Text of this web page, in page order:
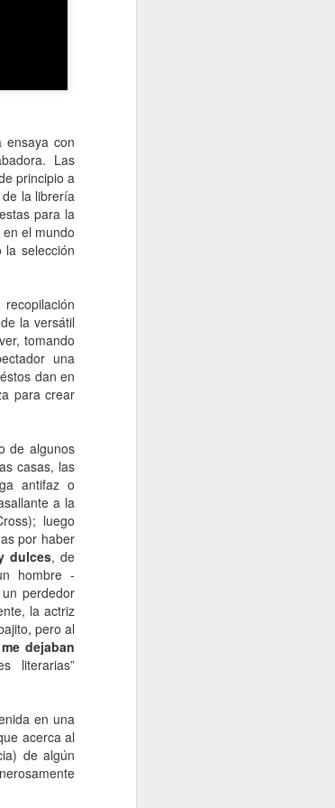
ensaya con
Las
principio a
la librería
para la
el mundo
selección
la versátil
tomando
una
dan en
para crear
de algunos
casas, las
antifaz o
a la
luego
por haber
dulces, de
hombre -
perdedor
la actriz
pero al
dejaban
literarias”
en una
acerca al
de algún
Sonia Novello
teniendo las
detrás de la
no le deseo a nadie”.
Diario de guerra.
fuga fue una noche
Cuenta que avanzaban
por tierra solo
nubes tapaban la luna.
llena de barro y de
zona de montaña por
bajo el